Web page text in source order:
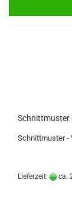
Schnittmuster
Schnittmuster -
Lieferzeit: ca.